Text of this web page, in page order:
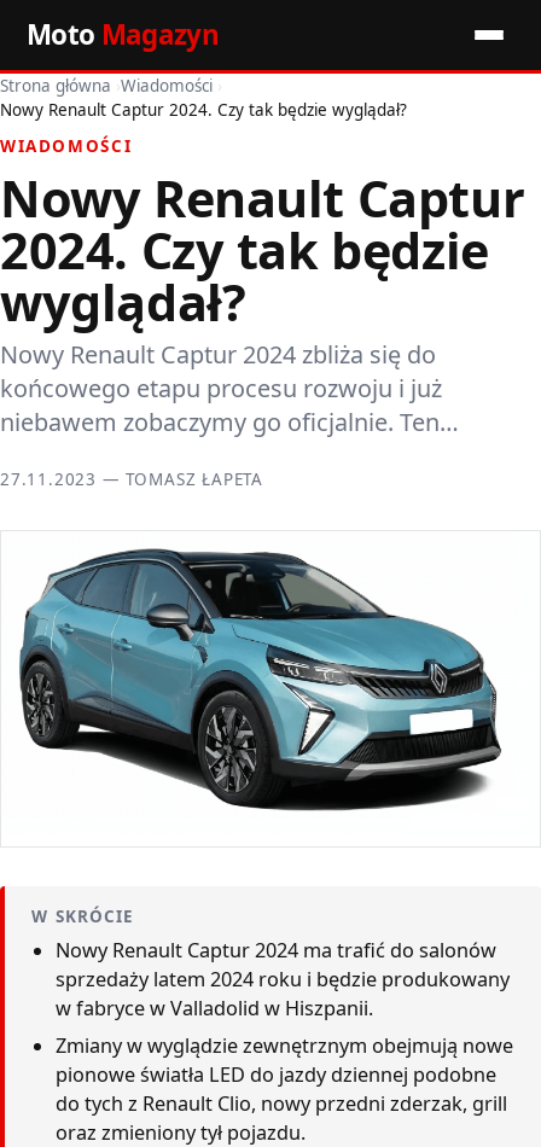
Moto Magazyn
Start
Wiadomości
Premiery
Porady motoryzacyjne
Pozostałe artykuły
Strona główna ›Wiadomości ›
Nowy Renault Captur 2024. Czy tak będzie wyglądał?
WIADOMOŚCI
Nowy Renault Captur
2024. Czy tak będzie
wyglądał?
Nowy Renault Captur 2024 zbliża się do
końcowego etapu procesu rozwoju i już
niebawem zobaczymy go oficjalnie. Ten…
27.11.2023 — TOMASZ ŁAPETA
W SKRÓCIE
Nowy Renault Captur 2024 ma trafić do salonów
sprzedaży latem 2024 roku i będzie produkowany
w fabryce w Valladolid w Hiszpanii.
Zmiany w wyglądzie zewnętrznym obejmują nowe
pionowe światła LED do jazdy dziennej podobne
do tych z Renault Clio, nowy przedni zderzak, grill
oraz zmieniony tył pojazdu.